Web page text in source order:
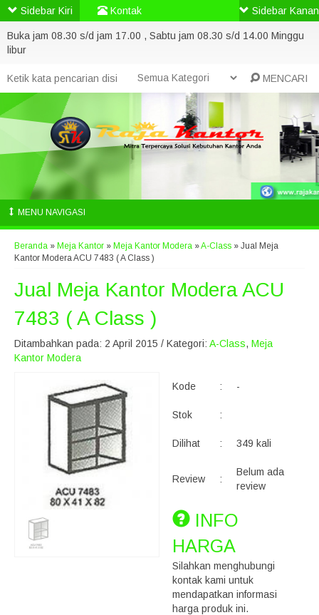
Buka jam 08.30 s/d jam 17.00 , Sabtu jam 08.30 s/d 14.00 Minggu
libur
MENCARI
MENU NAVIGASI
Beranda » Meja Kantor » Meja Kantor Modera »A-Class » Jual Meja
Kantor Modera ACU 7483 ( A Class )
Jual Meja Kantor Modera ACU
7483 ( A Class )
Ditambahkan pada: 2 April 2015 / Kategori: A-Class, Meja
Kantor Modera
Kode : -
Stok :
Dilihat : 349 kali
Review :
Belum ada
review
INFO
HARGA
Silahkan menghubungi
kontak kami untuk
mendapatkan informasi
harga produk ini.
Sidebar Kiri Kontak Sidebar Kanan